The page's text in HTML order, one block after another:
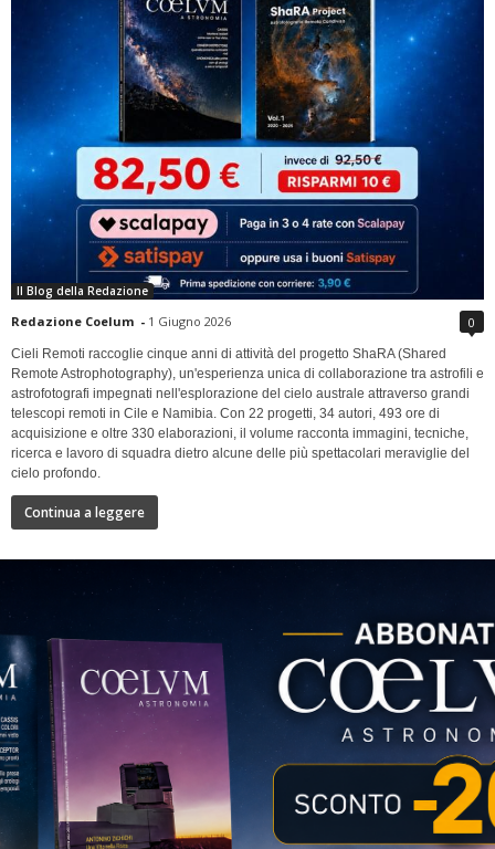
Il Blog della Redazione
Redazione Coelum - 1 Giugno 2026 0
Cieli Remoti raccoglie cinque anni di attività del progetto ShaRA (Shared
Remote Astrophotography), un'esperienza unica di collaborazione tra astrofili e
astrofotografi impegnati nell'esplorazione del cielo australe attraverso grandi
telescopi remoti in Cile e Namibia. Con 22 progetti, 34 autori, 493 ore di
acquisizione e oltre 330 elaborazioni, il volume racconta immagini, tecniche,
ricerca e lavoro di squadra dietro alcune delle più spettacolari meraviglie del
cielo profondo.
Continua a leggere